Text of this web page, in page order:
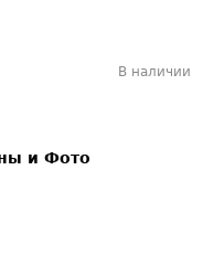
В наличии